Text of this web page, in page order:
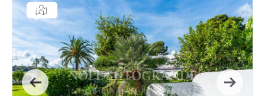
Previous Next